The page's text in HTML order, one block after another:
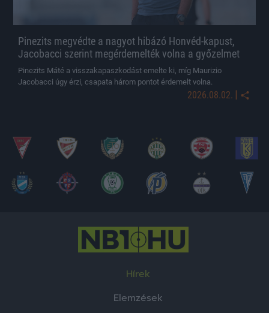
Pinezits megvédte a nagyot hibázó Honvéd-kapust,
Jacobacci szerint megérdemelték volna a győzelmet
Pinezits Máté a visszakapaszkodást emelte ki, míg Maurizio
Jacobacci úgy érzi, csapata három pontot érdemelt volna.
2026.08.02. |
Hírek
Elemzések